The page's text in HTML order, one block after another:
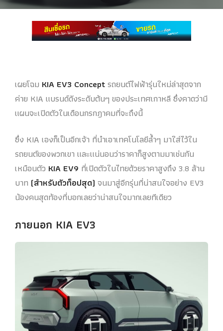
เผยโฉม KIA EV3 Conceptรถยนต์ไฟฟ้ารุ่นใหม่ล่าสุดจาก
ค่าย KIA แบรนด์ดังระดับต้นๆ ของประเทศเกาหลี ซึ่งคาดว่ามี
แผนจะเปิดตัวในเดือนกรกฎาคมที่จะถึงนี้
ซึ่ง KIA เองก็เป็นอีกเจ้า ที่นำเอาเทคโนโลยีล้ำๆ มาใส่ไว้ใน
รถยนต์ของพวกเขา และแน่นอนว่าราคาก็สูงตามมาเช่นกัน
เหมือนตัว KIA EV9 ที่เปิดตัวในไทยด้วยราคาสูงถึง 3.8 ล้าน
บาท (สำหรับตัวท็อปสุด) จนมาสู่อีกรุ่นที่น่าสนใจอย่าง EV3
น้องคนสุดท้องที่บอกเลยว่าน่าสนใจมากเลยทีเดียว
ภายนอก KIA EV3